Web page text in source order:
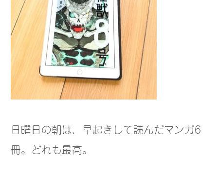
日曜日の朝は、早起きして読んだマンガ6
冊。どれも最高。